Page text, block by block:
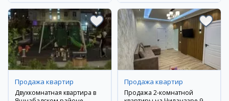
Продажа квартир
Двухкомнатная квартира в
Продажа квартир
Продажа 2-комнатной